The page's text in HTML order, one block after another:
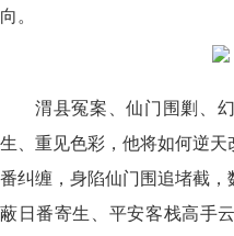
向。
渭县冤案、仙门围剿、
生、重见色彩，他将如何逆天
番纠缠，身陷仙门围追堵截，
蔽日番寄生、平安客栈高手